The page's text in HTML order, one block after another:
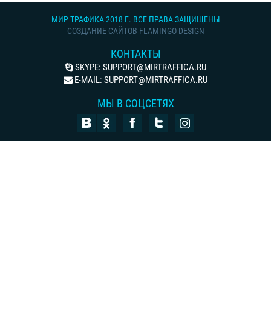
МИР ТРАФИКА 2018 Г. ВСЕ ПРАВА ЗАЩИЩЕНЫ
СОЗДАНИЕ САЙТОВ FLAMINGO DESIGN
КОНТАКТЫ
SKYPE: SUPPORT@MIRTRAFFICA.RU
E-MAIL: SUPPORT@MIRTRAFFICA.RU
МЫ В СОЦСЕТЯХ